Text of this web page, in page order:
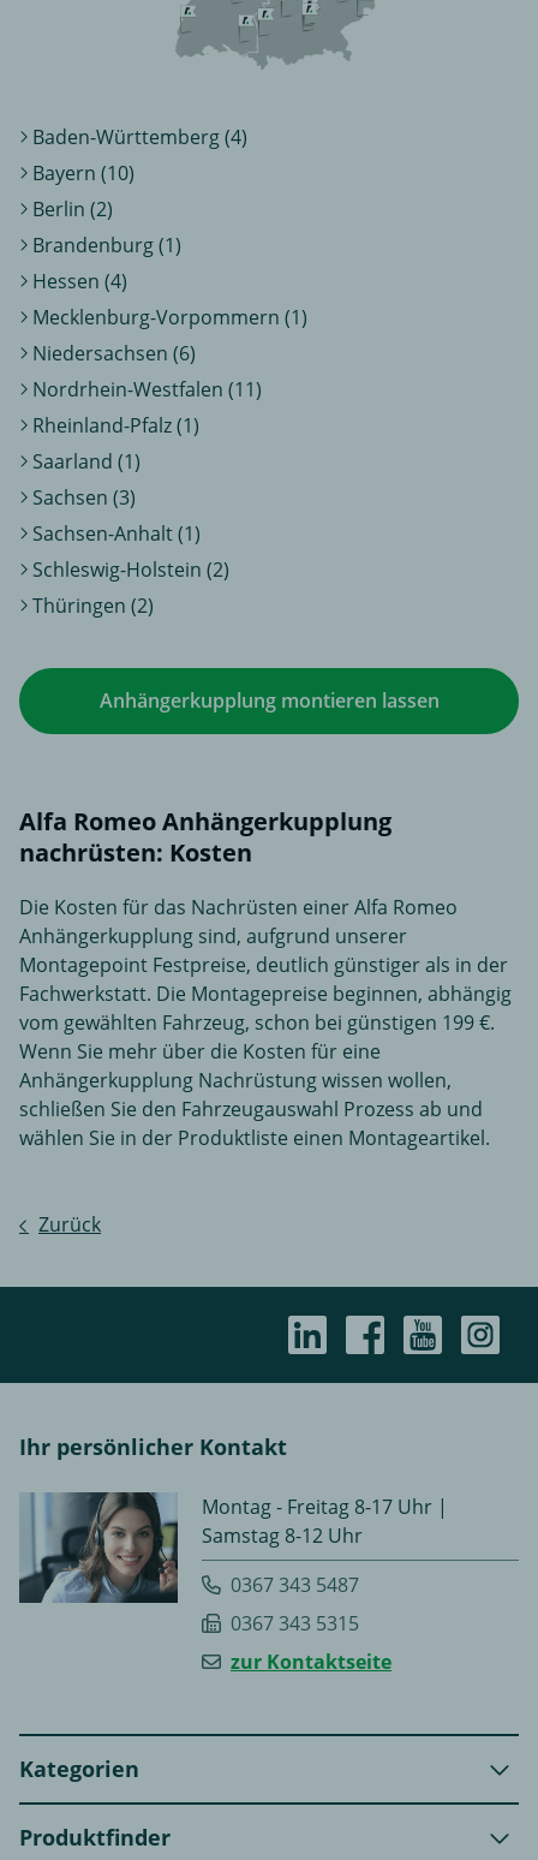
Baden-Württemberg (4)
Bayern (10)
Berlin (2)
Brandenburg (1)
Hessen (4)
Mecklenburg-Vorpommern (1)
Niedersachsen (6)
Nordrhein-Westfalen (11)
Rheinland-Pfalz (1)
Saarland (1)
Sachsen (3)
Sachsen-Anhalt (1)
Schleswig-Holstein (2)
Thüringen (2)
Anhängerkupplung montieren lassen
Alfa Romeo Anhängerkupplung
nachrüsten: Kosten
Die Kosten für das Nachrüsten einer Alfa Romeo
Anhängerkupplung sind, aufgrund unserer
Montagepoint Festpreise, deutlich günstiger als in der
Fachwerkstatt. Die Montagepreise beginnen, abhängig
vom gewählten Fahrzeug, schon bei günstigen 199 €.
Wenn Sie mehr über die Kosten für eine
Anhängerkupplung Nachrüstung wissen wollen,
schließen Sie den Fahrzeugauswahl Prozess ab und
wählen Sie in der Produktliste einen Montageartikel.
Zurück
Ihr persönlicher Kontakt
Montag - Freitag 8-17 Uhr |
Samstag 8-12 Uhr
0367 343 5487
0367 343 5315
zur Kontaktseite
Kategorien
Produktfinder